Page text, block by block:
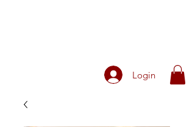
Login